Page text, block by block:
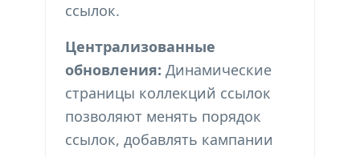
ссылок.
Централизованные
обновления: Динамические
страницы коллекций ссылок
позволяют менять порядок
ссылок, добавлять кампании